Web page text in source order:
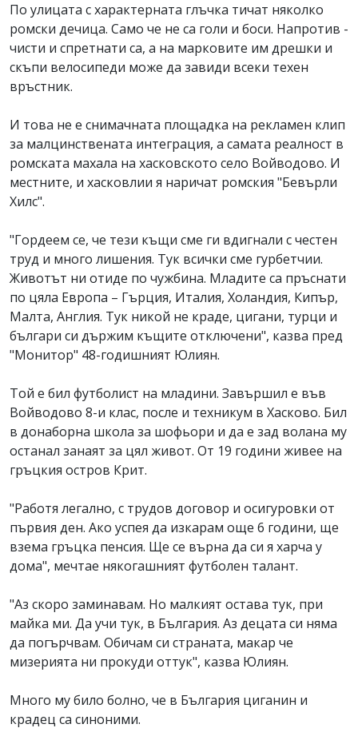
По улицата с характерната глъчка тичат няколко
ромски дечица. Само че не са голи и боси. Напротив -
чисти и спретнати са, а на марковите им дрешки и
скъпи велосипеди може да завиди всеки техен
връстник.
И това не е снимачната площадка на рекламен клип
за малцинствената интеграция, а самата реалност в
ромската махала на хасковското село Войводово. И
местните, и хасковлии я наричат ромския "Бевърли
Хилс".
"Гордеем се, че тези къщи сме ги вдигнали с честен
труд и много лишения. Тук всички сме гурбетчии.
Животът ни отиде по чужбина. Младите са пръснати
по цяла Европа – Гърция, Италия, Холандия, Кипър,
Малта, Англия. Тук никой не краде, цигани, турци и
българи си държим къщите отключени", казва пред
"Монитор" 48-годишният Юлиян.
Той е бил футболист на младини. Завършил е във
Войводово 8-и клас, после и техникум в Хасково. Бил
в донаборна школа за шофьори и да е зад волана му
останал занаят за цял живот. От 19 години живее на
гръцкия остров Крит.
"Работя легално, с трудов договор и осигуровки от
първия ден. Ако успея да изкарам още 6 години, ще
взема гръцка пенсия. Ще се върна да си я харча у
дома", мечтае някогашният футболен талант.
"Аз скоро заминавам. Но малкият остава тук, при
майка ми. Да учи тук, в България. Аз децата си няма
да погърчвам. Обичам си страната, макар че
мизерията ни прокуди оттук", казва Юлиян.
Много му било болно, че в България циганин и
крадец са синоними.